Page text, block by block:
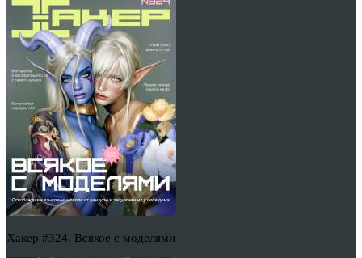
Хакер #324. Всякое с моделями